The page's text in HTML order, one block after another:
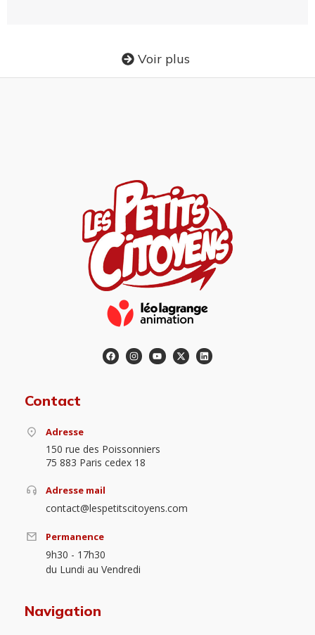
Voir plus
Contact
Adresse
150 rue des Poissonniers
75 883 Paris cedex 18
Adresse mail
contact@lespetitscitoyens.com
Permanence
9h30 - 17h30
du Lundi au Vendredi
Navigation